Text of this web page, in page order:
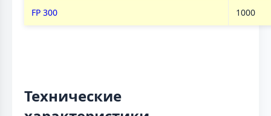
FP 300 1000
Технические